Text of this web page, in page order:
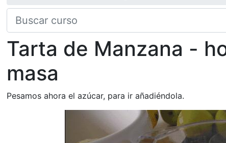
Tarta de Manzana -
masa
Pesamos ahora el azúcar, para ir añadiéndola.